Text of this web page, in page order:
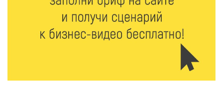
высокие зарплаты и как изменились доходы
6 Авг 2026 12:43 2707